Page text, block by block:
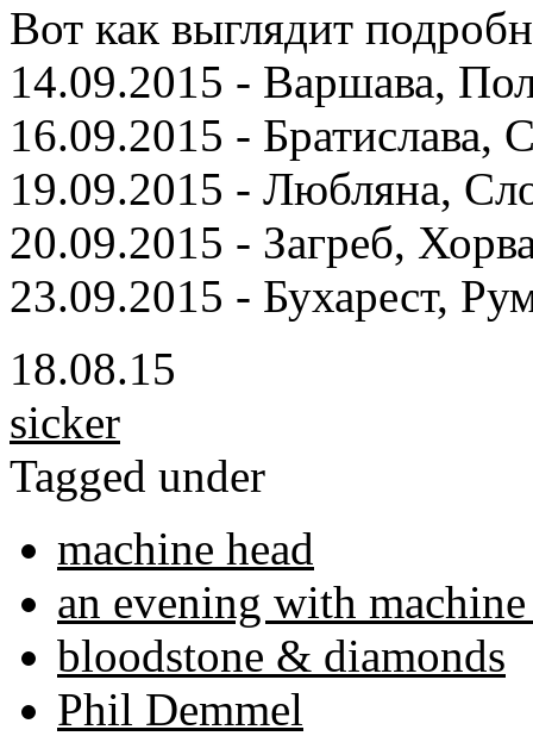
Вот как выглядит
14.09.2015 - Варшава,
16.09.2015 - Братислава,
19.09.2015 - Любляна,
20.09.2015 - Загреб,
23.09.2015 - Бухарест,
18.08.15
sicker
Tagged under
machine head
an evening with machine
bloodstone & diamonds
Phil Demmel